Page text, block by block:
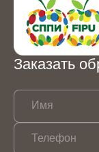
Заказать
Имя
Телефон